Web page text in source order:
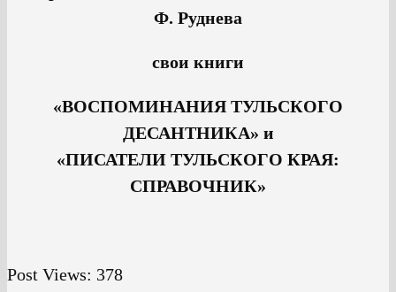
Ф. Руднева
свои книги
«ВОСПОМИНАНИЯ ТУЛЬСКОГО
ДЕСАНТНИКА» и
«ПИСАТЕЛИ ТУЛЬСКОГО КРАЯ:
СПРАВОЧНИК»
Post Views: 378